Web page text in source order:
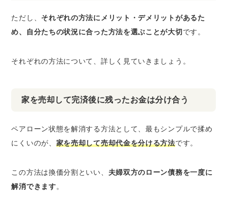
ただし、 それぞれの方法にメリット・デメリットがあるた
め、自分たちの状況に合った方法を選ぶことが大切です。
それぞれの方法について、詳しく見ていきましょう。
家を売却して完済後に残ったお金は分け合う
ペアローン状態を解消する方法として、最もシンプルで揉め
にくいのが、 家を売却して売却代金を分ける方法です。
この方法は換価分割といい、 夫婦双方のローン債務を一度に
解消できます。